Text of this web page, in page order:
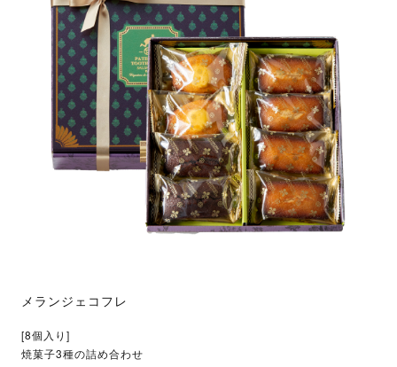
メランジェコフレ
[8個入り]
焼菓子3種の詰め合わせ